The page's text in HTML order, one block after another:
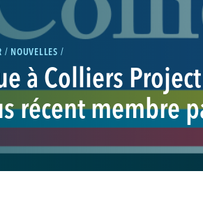
NOUVELLES
à Colliers
récent membre